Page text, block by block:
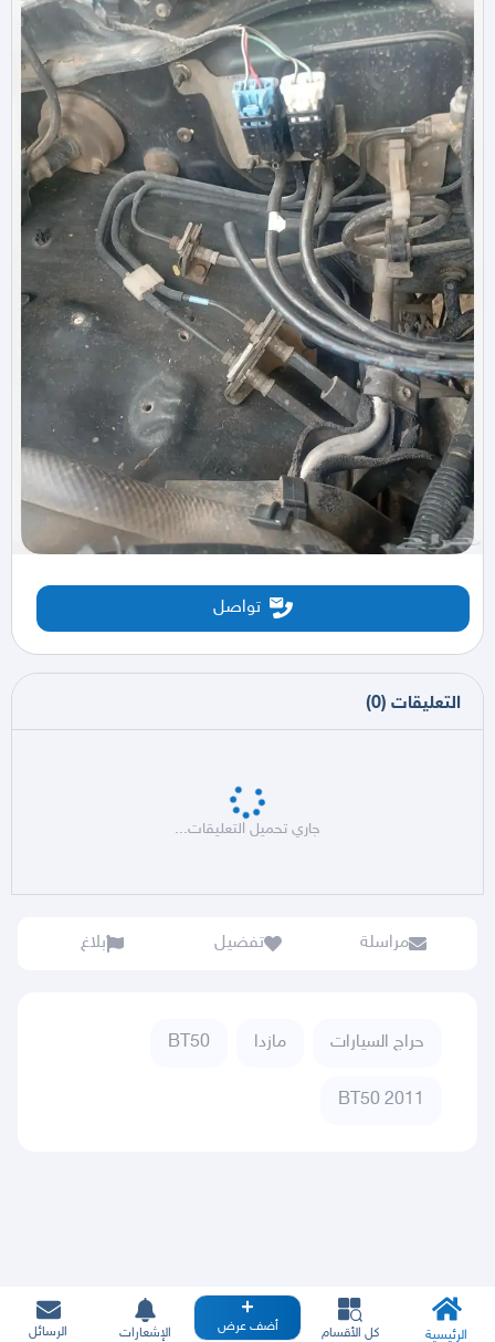
تواصل
التعليقات (
0
)
جاري تحميل التعليقات...
مراسلة تفضيل بلاغ
حراج السيارات مازدا BT50
BT50 2011
الرئيسية كل الأقسام أضف عرض الإشعارات الرسائل